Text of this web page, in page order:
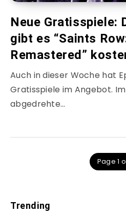
Neue Gratisspiele:
gibt es “Saints
Remastered”
Auch in dieser Woche hat
Gratisspiele im Angebot.
abgedrehte…
Page 1
Trending